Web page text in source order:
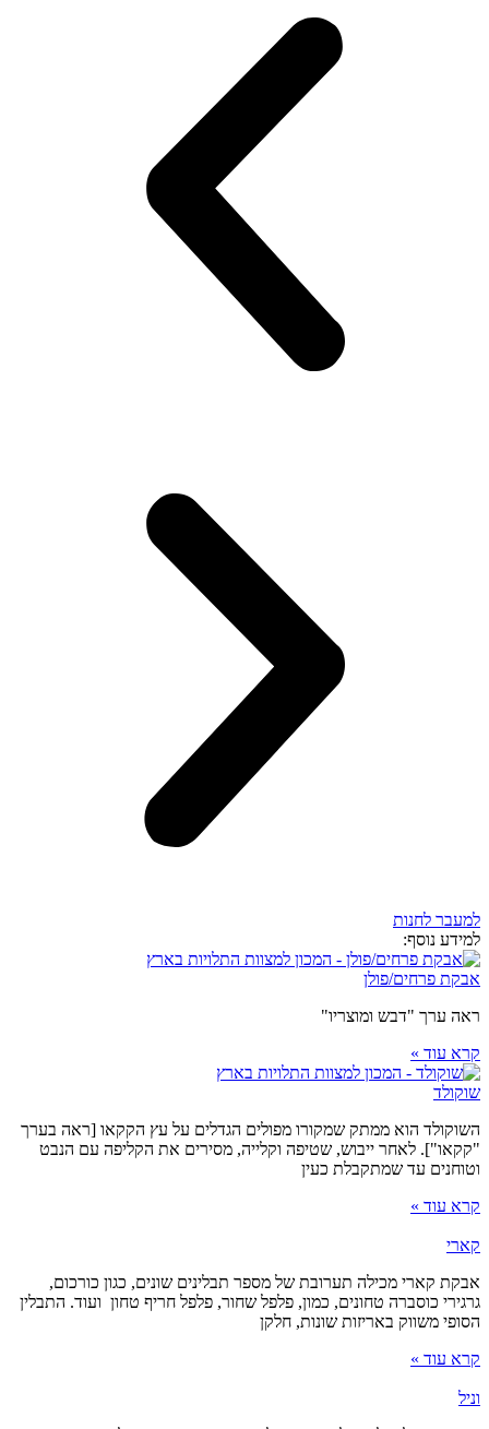
למעבר לחנות
למידע נוסף:
אבקת פרחים/פולן
ראה ערך "דבש ומוצריו"
קרא עוד »
שוקולד
השוקולד הוא ממתק שמקורו מפולים הגדלים על עץ הקקאו [ראה בערך
"קקאו"]. לאחר ייבוש, שטיפה וקלייה, מסירים את הקליפה עם הנבט
וטוחנים עד שמתקבלת כעין
קרא עוד »
קארי
אבקת קארי מכילה תערובת של מספר תבלינים שונים, כגון כורכום,
גרגירי כוסברה טחונים, כמון, פלפל שחור, פלפל חריף טחון ועוד. התבלין
הסופי משווק באריזות שונות, חלקן
קרא עוד »
וניל